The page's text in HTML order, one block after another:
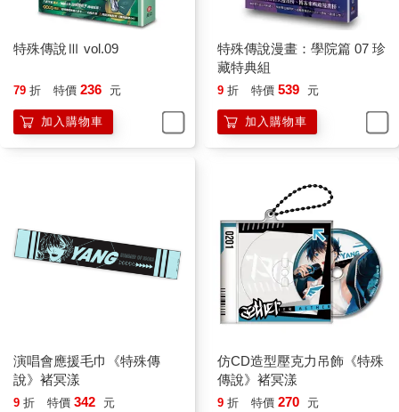
特殊傳說Ⅲ vol.09
79 折 特價 236 元
加入購物車
特殊傳說漫畫：學院篇 07 珍
藏特典組
9 折 特價 539 元
加入購物車
演唱會應援毛巾《特殊傳
說》褚冥漾
9 折 特價 342 元
仿CD造型壓克力吊飾《特殊
傳說》褚冥漾
9 折 特價 270 元